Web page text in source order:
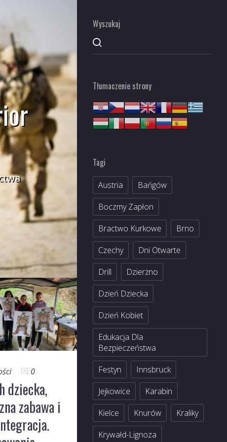
0
dziecka,
zabawa i
Wyszukaj
Tłumaczenie strony
Tagi
Austria
Bańgów
Boczmy Zapłon
Bractwo Kurkowe
Brno
Czechy
Dni Otwarte
Drill
Dzierżno
Dzień Dziecka
Dzień Kobiet
Edukacja Dla
Bezpieczeństwa
Festyn
Innsbruck
Jejkowice
Karabin
Kielce
Knurów
Kraliky
Krywałd-Lignoza